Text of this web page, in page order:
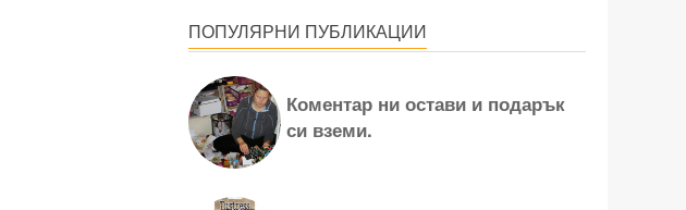
ПОПУЛЯРНИ ПУБЛИКАЦИИ
Коментар ни остави и подарък
си вземи.